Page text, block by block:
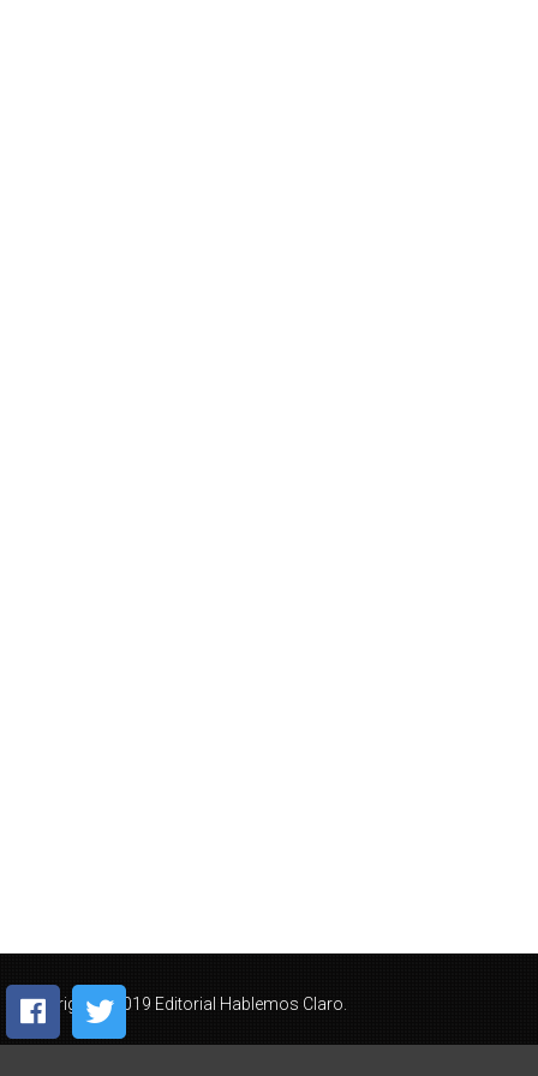
Copyright © 2019 Editorial Hablemos Claro.